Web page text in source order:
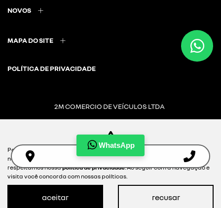
WhatsApp
NOVOS
MAPA DO SITE
POLÍTICA DE PRIVACIDADE
2M COMERCIO DE VEÍCULOS LTDA
Desacelere. Seu bem maior é a vida.
Para otimizar sua experiência durante a navegação, fazemos uso de
nossa política de cookies e para proteger seus dados pessoais
respeitamos nossapolítica de privacidade. Ao seguir com a navegação e
visita você concorda com nossas políticas.
aceitar recusar